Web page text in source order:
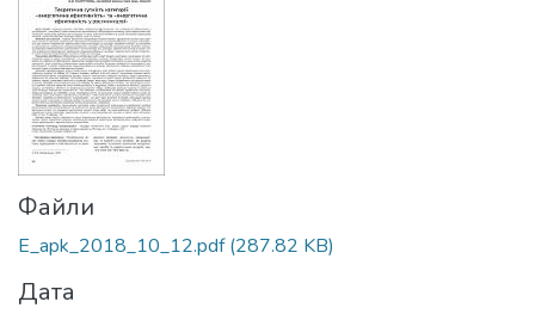
Файли
E_apk_2018_10_12.pdf(287.82 KB)
Дата